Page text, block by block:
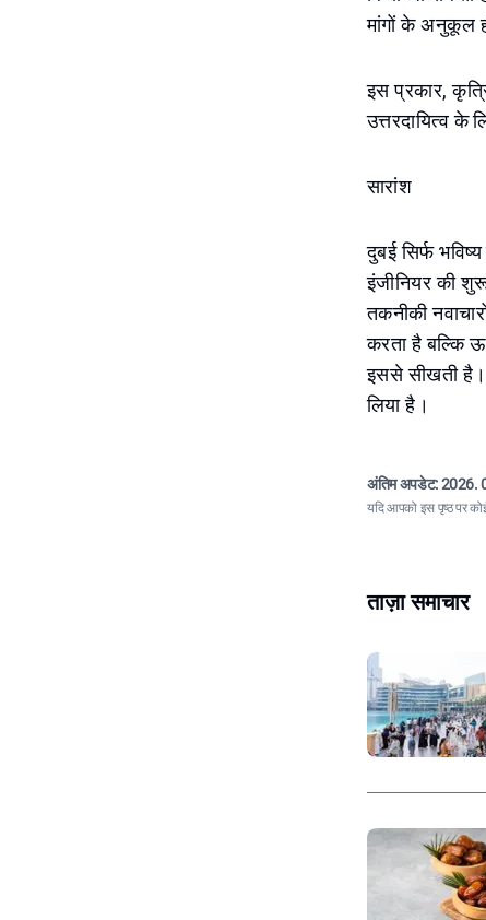
मांगों के अनुकूल
इस प्रकार,
उत्तरदायित्व के
सारांश
दुबई सिर्फ
इंजीनियर की
तकनीकी
करता है बल्कि
इससे सीखती
लिया है।
अंतिम अपडेट:2026.
यदि आपको इस पृष्ठ पर
ताज़ा समाचार